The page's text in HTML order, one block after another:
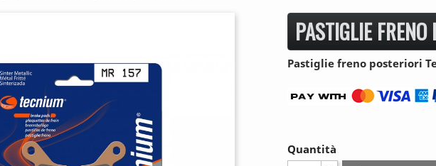
PASTIGLIE
Pastiglie freno posteriori
Quantità